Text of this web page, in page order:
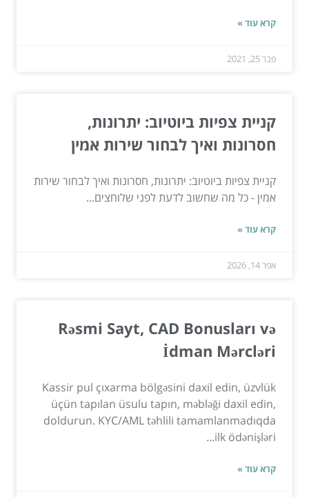
קרא עוד »
פבר 25, 2021
קניית צפיות ביוטיוב: יתרונות,
חסרונות ואיך לבחור שירות אמין
קניית צפיות ביוטיוב: יתרונות, חסרונות ואיך לבחור שירות
אמין - כל מה שחשוב לדעת לפני שלוחצים...
קרא עוד »
אפר 14, 2026
Rəsmi Sayt, CAD Bonusları və
İdman Mərcləri
Kassir pul çıxarma bölgəsini daxil edin, üzvlük
üçün tapılan üsulu tapın, məbləği daxil edin,
doldurun. KYC/AML təhlili tamamlanmadıqda
ilk ödənişləri...
קרא עוד »